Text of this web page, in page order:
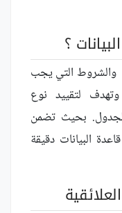
؟
والشروط التي يجب
لتقييد نوع
بحيث تضمن
البيانات دقيقة